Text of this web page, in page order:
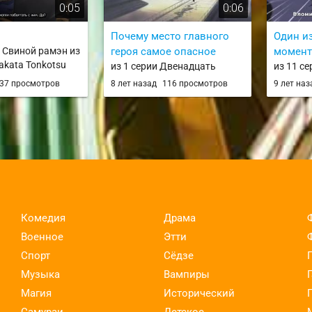
0:05
Свиной рамэн из
Tonkotsu
37 просмотров
0:06
Почему место главного
героя самое опасное
из 1 серии Двенадцать
королевств / Juuni Kokuki
8 лет назад 116 просмотров
Один
из 11
Handa-
9 лет
Комедия Драма
Военное Этти
Спорт Сёдзе
Музыка Вампиры
Магия Исторический